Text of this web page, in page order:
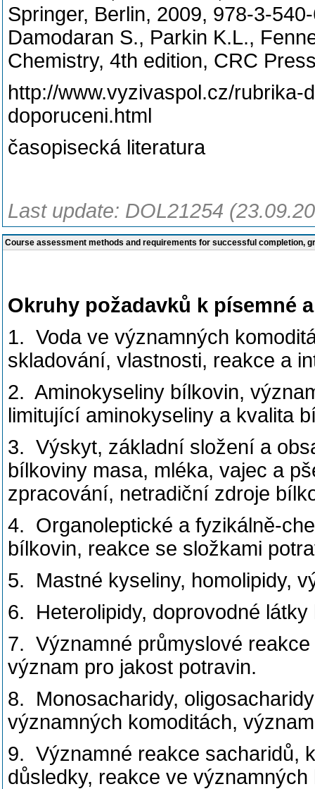
Springer, Berlin, 2009, 978-3-
Damodaran S., Parkin K.L.,
Chemistry, 4th edition, CRC
http://www.vyzivaspol.cz/
doporuceni.html
časopisecká literatura
Last update: DOL21254
Course assessment methods and requirements for successful completion,
Okruhy požadavků k písemné
1. Voda ve významných
skladování, vlastnosti, reakce a
2. Aminokyseliny bílkovin,
limitující aminokyseliny a kvalita
3. Výskyt, základní složení a
bílkoviny masa, mléka, vajec a
zpracování, netradiční zdroje
4. Organoleptické a fyzikálně-
bílkovin, reakce se složkami
5. Mastné kyseliny, homolipidy,
6. Heterolipidy, doprovodné
7. Významné průmyslové
význam pro jakost potravin.
8. Monosacharidy,
významných komoditách,
9. Významné reakce sacharidů,
důsledky, reakce ve